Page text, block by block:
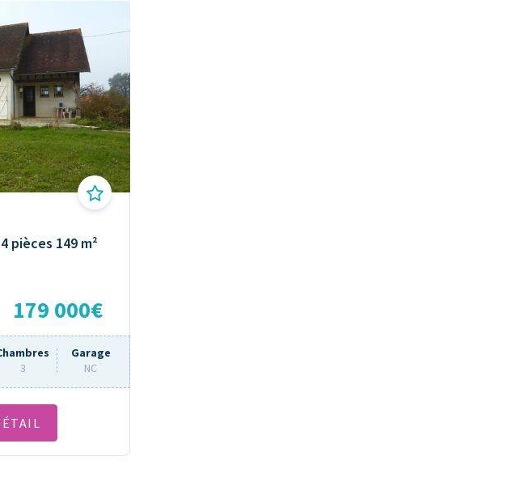
pièces 149 m²
179 000€
3
Garage
NC